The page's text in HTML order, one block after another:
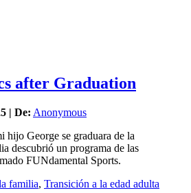
after Graduation
| De: Anonymous
hijo George se graduara de la
descubrió un programa de las
FUNdamental Sports.
familia, Transición a la edad adulta